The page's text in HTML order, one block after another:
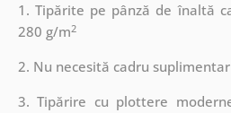
1. Tipărite pe pânză de înaltă
280 g/m2
2. Nu necesită cadru suplimentar
3. Tipărire cu plottere